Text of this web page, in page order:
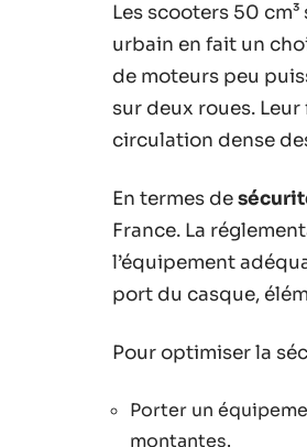
Les scooters 50
urbain en fait un
de moteurs peu
sur deux roues.
circulation dense
En termes de
France. La
l’équipement
port du casque,
Pour optimiser la
Porter un
montantes.